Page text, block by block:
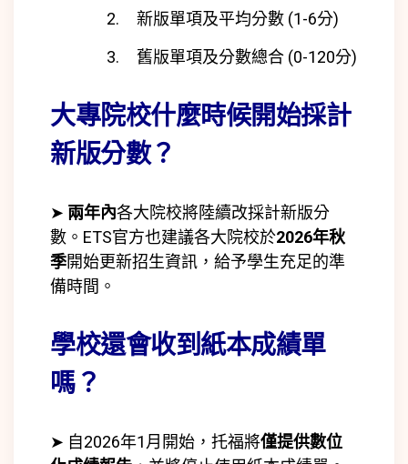
新版單項及平均分數 (1-6分)
舊版單項及分數總合 (0-120分)
大專院校什麼時候開始採計
新版分數？
➤ 兩年內各大院校將陸續改採計新版分
數。ETS官方也建議各大院校於2026年秋
季開始更新招生資訊，給予學生充足的準
備時間。
學校還會收到紙本成績單
嗎？
➤ 自2026年1月開始，托福將僅提供數位